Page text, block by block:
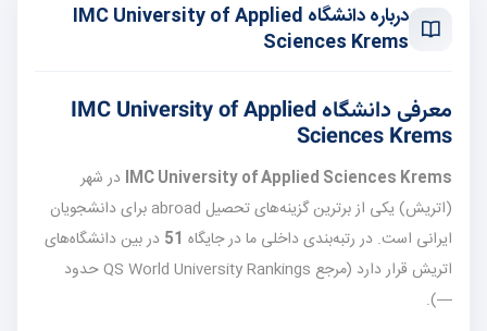
درباره دانشگاه IMC University of Applied
Sciences Krems
معرفی دانشگاه IMC University of Applied
Sciences Krems
IMC University of Applied Sciences Krems در شهر
(اتریش) یکی از برترین گزینه‌های تحصیل abroad برای دانشجویان
ایرانی است. در رتبه‌بندی داخلی ما در جایگاه 51 در بین دانشگاه‌های
اتریش قرار دارد (مرجع QS World University Rankings حدود
—).